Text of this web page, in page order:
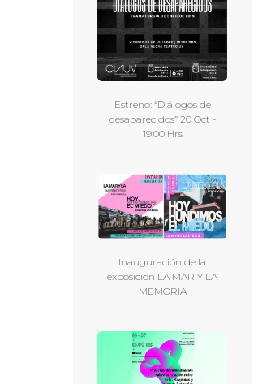
Estreno: “Diálogos de
desaparecidos” 20 Oct -
19:00 Hrs
Inauguración de la
exposición LA MAR Y LA
MEMORIA